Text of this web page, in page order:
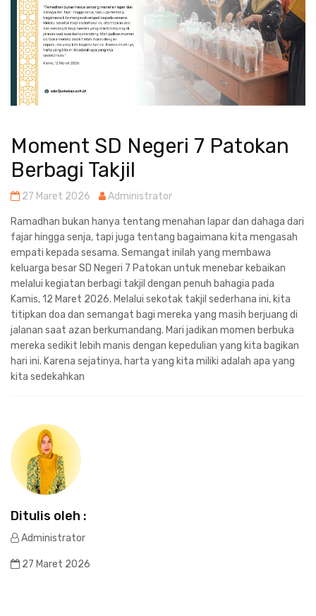
Moment SD Negeri 7 Patokan
Berbagi Takjil
27 Maret 2026 Administrator
Ramadhan bukan hanya tentang menahan lapar dan dahaga dari
fajar hingga senja, tapi juga tentang bagaimana kita mengasah
empati kepada sesama. Semangat inilah yang membawa
keluarga besar SD Negeri 7 Patokan untuk menebar kebaikan
melalui kegiatan berbagi takjil dengan penuh bahagia pada
Kamis, 12 Maret 2026. Melalui sekotak takjil sederhana ini, kita
titipkan doa dan semangat bagi mereka yang masih berjuang di
jalanan saat azan berkumandang. Mari jadikan momen berbuka
mereka sedikit lebih manis dengan kepedulian yang kita bagikan
hari ini. Karena sejatinya, harta yang kita miliki adalah apa yang
kita sedekahkan
Ditulis oleh :
Administrator
27 Maret 2026